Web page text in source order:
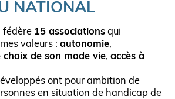
NATIONAL
fédère 15 associations qui
valeurs : autonomie,
choix de son mode vie, accès à
ont pour ambition de
en situation de handicap de